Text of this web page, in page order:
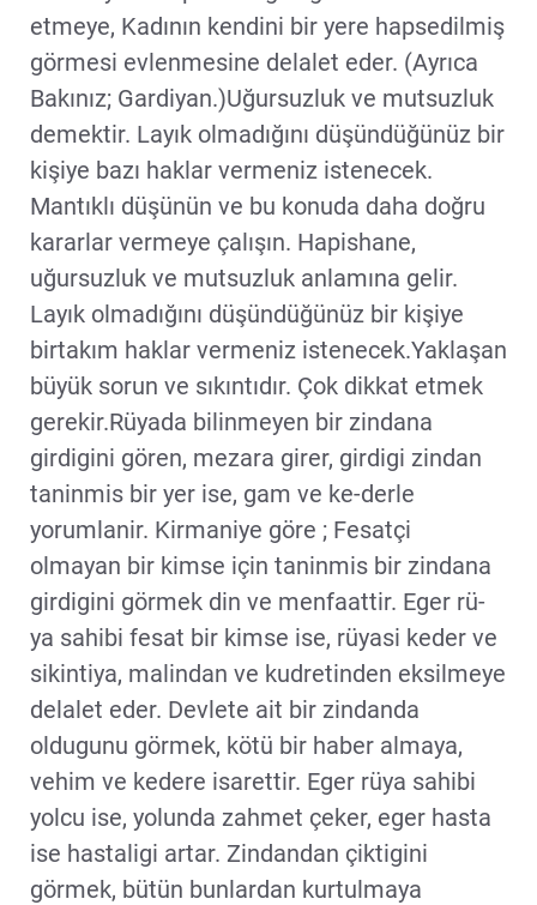
etmeye, Kadının kendini bir yere hapsedilmiş
görmesi evlenmesine delalet eder. (Ayrıca
Bakınız; Gardiyan.)Uğursuzluk ve mutsuzluk
demektir. Layık olmadığını düşündüğünüz bir
kişiye bazı haklar vermeniz istenecek.
Mantıklı düşünün ve bu konuda daha doğru
kararlar vermeye çalışın. Hapishane,
uğursuzluk ve mutsuzluk anlamına gelir.
Layık olmadığını düşündüğünüz bir kişiye
birtakım haklar vermeniz istenecek.Yaklaşan
büyük sorun ve sıkıntıdır. Çok dikkat etmek
gerekir.Rüyada bilinmeyen bir zindana
girdigini gören, mezara girer, girdigi zindan
taninmis bir yer ise, gam ve ke-derle
yorumlanir. Kirmaniye göre ; Fesatçi
olmayan bir kimse için taninmis bir zindana
girdigini görmek din ve menfaattir. Eger rü-
ya sahibi fesat bir kimse ise, rüyasi keder ve
sikintiya, malindan ve kudretinden eksilmeye
delalet eder. Devlete ait bir zindanda
oldugunu görmek, kötü bir haber almaya,
vehim ve kedere isarettir. Eger rüya sahibi
yolcu ise, yolunda zahmet çeker, eger hasta
ise hastaligi artar. Zindandan çiktigini
görmek, bütün bunlardan kurtulmaya